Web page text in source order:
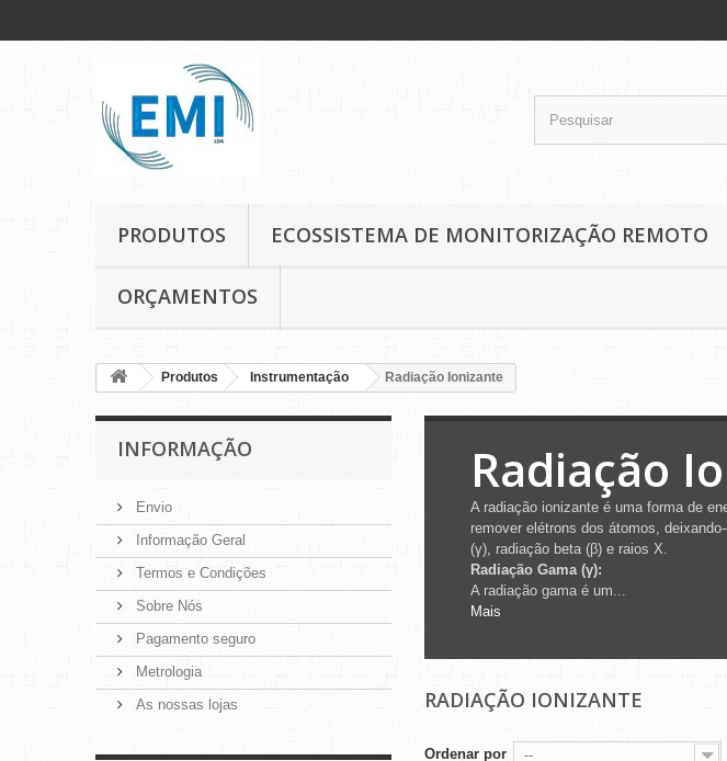
PRODUTOS ECOSSISTEMA DE MONITORIZAÇÃO REMOTO
ORÇAMENTOS
Produtos Instrumentação Radiação Ionizante
INFORMAÇÃO
Envio
Informação Geral
Termos e Condições
Sobre Nós
Pagamento seguro
Metrologia
As nossas lojas
Radiação
A radiação ionizante é uma forma de
remover elétrons dos átomos,
(γ), radiação beta (β) e raios X.
Radiação Gama (γ):
A radiação gama é um...
Mais
RADIAÇÃO IONIZANTE
Ordenar por --